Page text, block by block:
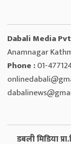
Dabali Media
Anamnagar
Phone :01-
डबली मिडिया